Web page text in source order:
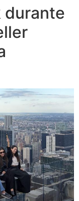
durante